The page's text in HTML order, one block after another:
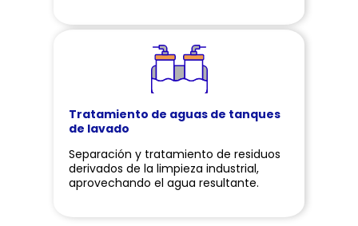
Tratamiento de aguas de tanques
de lavado
Separación y tratamiento de residuos
derivados de la limpieza industrial,
aprovechando el agua resultante.